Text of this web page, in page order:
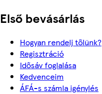
Első bevásárlás
Hogyan rendelj tőlünk?
Regisztráció
Idősáv foglalása
Kedvenceim
ÁFÁ-s számla igénylés